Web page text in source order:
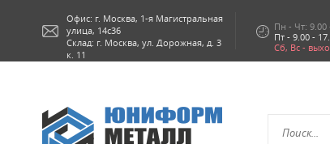
Офис: г. Москва, 1-я Магистральная
улица, 14с36
Склад: г. Москва, ул. Дорожная, д. 3
к. 11
Пн - Чт: 9.00
Пт - 9.00 -
Сб, Вс -